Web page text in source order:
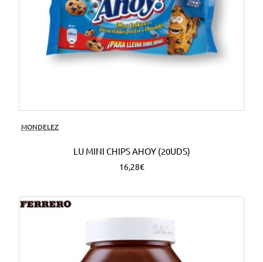
MONDELEZ
LU MINI CHIPS AHOY (20UDS)
16,28€